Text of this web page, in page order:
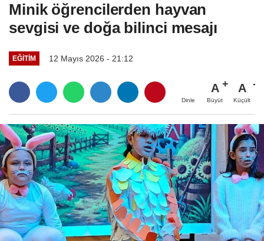
Minik öğrencilerden hayvan
sevgisi ve doğa bilinci mesajı
EĞITIM 12 Mayıs 2026 - 21:12
Dinle
A
Büyüt
A
Küçült